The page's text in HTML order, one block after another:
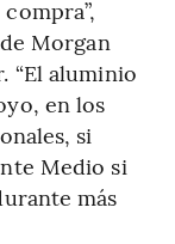
Morgan
“El aluminio
en los
si
Medio si
más